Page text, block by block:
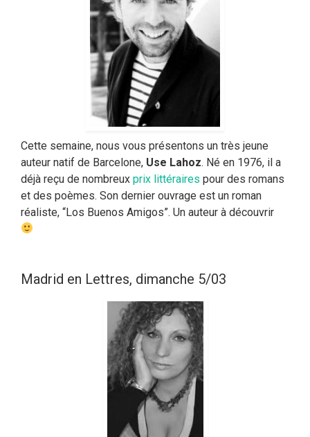
Cette semaine, nous vous présentons un très jeune
auteur natif de Barcelone, Use Lahoz. Né en 1976, il a
déjà reçu de nombreux prix littéraires pour des romans
et des poèmes. Son dernier ouvrage est un roman
réaliste, “Los Buenos Amigos”. Un auteur à découvrir
Madrid en Lettres, dimanche 5/03